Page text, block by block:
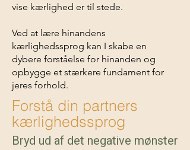
vise kærlighed er til stede.
Ved at lære hinandens
kærlighedssprog kan I skabe en
dybere forståelse for hinanden og
opbygge et stærkere fundament for
jeres forhold.
Forstå din partners
kærlighedssprog
Bryd ud af det negative mønster